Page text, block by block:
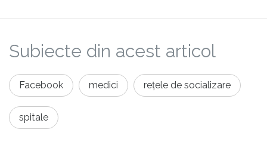
Subiecte din acest articol
Facebook medici rețele de socializare
spitale